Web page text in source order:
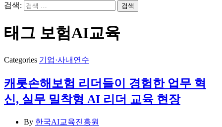
검색:
태그 보험AI교육
Categories 기업·사내연수
캐롯손해보험 리더들이 경험한 업무 혁
신, 실무 밀착형 AI 리더 교육 현장
By 한국AI교육진흥원